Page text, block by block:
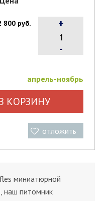
800 руб.
-
+
апрель-ноябрь
КОРЗИНУ
отложить
миниатюрной
наш питомник